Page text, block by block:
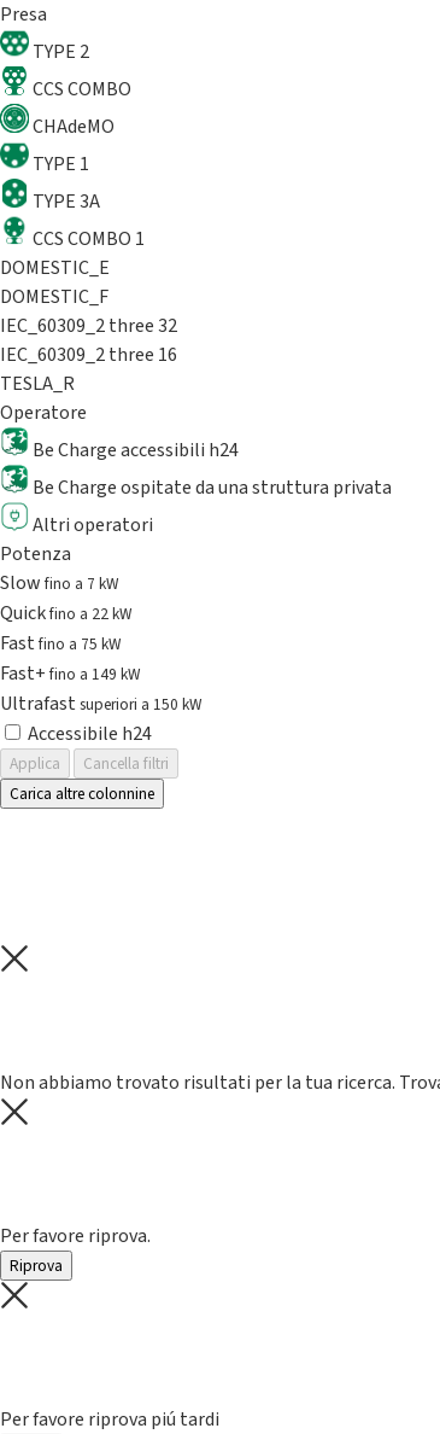
Presa
TYPE 2
CCS COMBO
CHAdeMO
TYPE 1
TYPE 3A
CCS COMBO 1
DOMESTIC_E
DOMESTIC_F
IEC_60309_2 three 32
IEC_60309_2 three 16
TESLA_R
Operatore
Be Charge accessibili h24
Be Charge ospitate da una struttura privata
Altri operatori
Potenza
Slowfino a 7 kW
Quickfino a 22 kW
Fastfino a 75 kW
Fast+fino a 149 kW
Ultrafast superiori a 150 kW
Accessibile h24
Applica
Cancella filtri
Carica altre colonnine
Non abbiamo trovato risultati per la tua ricerca.
Per favore riprova.
Riprova
Per favore riprova piú tardi